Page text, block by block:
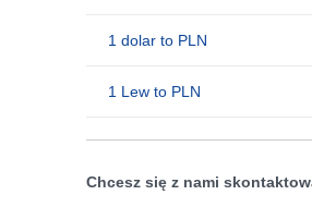
1 dolar to PLN
1 Lew to PLN
Chcesz się z nami